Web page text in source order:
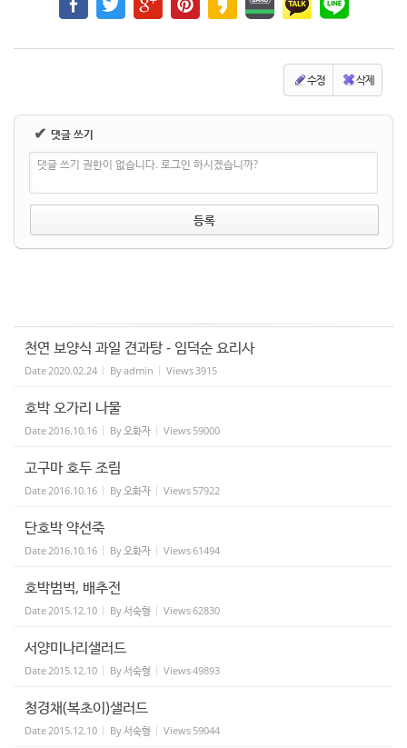
수정 삭제
✔ 댓글 쓰기
댓글 쓰기 권한이 없습니다. 로그인 하시겠습니까?
천연 보양식 과일 견과탕 - 임덕순 요리사
Date2020.02.24 Byadmin Views3915
호박 오가리 나물
Date2016.10.16 By오화자 Views 59000
고구마 호두 조림
Date2016.10.16 By오화자 Views 57922
단호박 약선죽
Date2016.10.16 By오화자 Views61494
호박범벅, 배추전
Date2015.12.10 By서숙형 Views62830
서양미나리샐러드
Date2015.12.10 By서숙형 Views49893
청경채(복초이)샐러드
Date2015.12.10 By서숙형 Views 59044